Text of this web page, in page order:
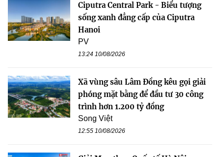
Ciputra Central Park - Biểu tượng
sống xanh đẳng cấp của Ciputra
Hanoi
PV
13:24 10/08/2026
Xã vùng sâu Lâm Đồng kêu gọi giải
phóng mặt bằng để đầu tư 30 công
trình hơn 1.200 tỷ đồng
Song Việt
12:55 10/08/2026